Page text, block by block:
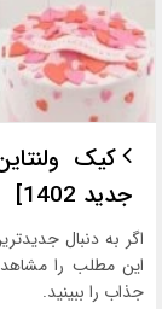
جدید 1402]
این مطلب را
جذاب را ببینید.